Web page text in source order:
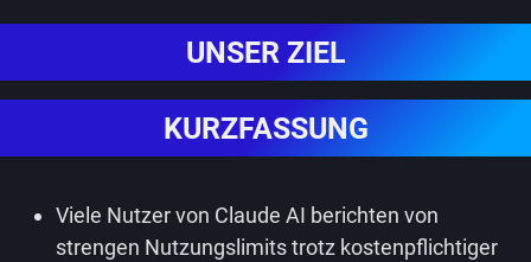
UNSER ZIEL
KURZFASSUNG
Viele Nutzer von Claude AI berichten von
strengen Nutzungslimits trotz kostenpflichtiger